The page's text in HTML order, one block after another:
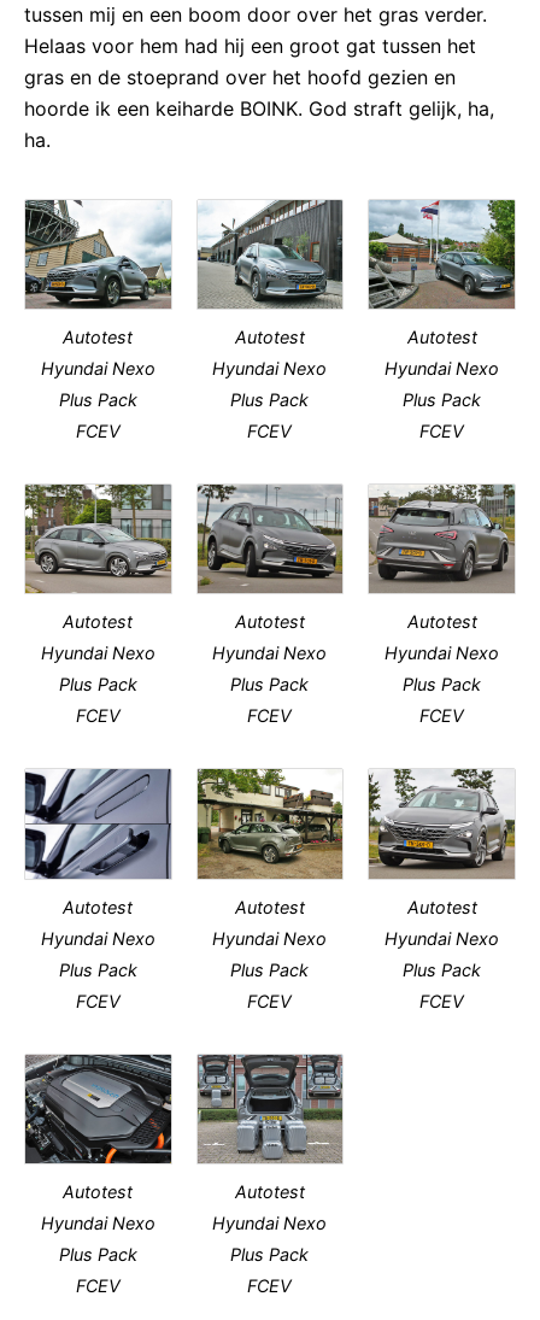
tussen mij en een boom door over het gras verder.
Helaas voor hem had hij een groot gat tussen het
gras en de stoeprand over het hoofd gezien en
hoorde ik een keiharde BOINK. God straft gelijk, ha,
ha.
Autotest
Hyundai Nexo
Plus Pack
FCEV
Autotest
Hyundai Nexo
Plus Pack
FCEV
Autotest
Hyundai Nexo
Plus Pack
FCEV
Autotest
Hyundai Nexo
Plus Pack
FCEV
Autotest
Hyundai Nexo
Plus Pack
FCEV
Autotest
Hyundai Nexo
Plus Pack
FCEV
Autotest
Hyundai Nexo
Plus Pack
FCEV
Autotest
Hyundai Nexo
Plus Pack
FCEV
Autotest
Hyundai Nexo
Plus Pack
FCEV
Autotest
Hyundai Nexo
Plus Pack
FCEV
Autotest
Hyundai Nexo
Plus Pack
FCEV